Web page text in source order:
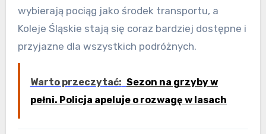
wybierają pociąg jako środek transportu, a
Koleje Śląskie stają się coraz bardziej dostępne i
przyjazne dla wszystkich podróżnych.
Warto przeczytać: Sezon na grzyby w
pełni. Policja apeluje o rozwagę w lasach